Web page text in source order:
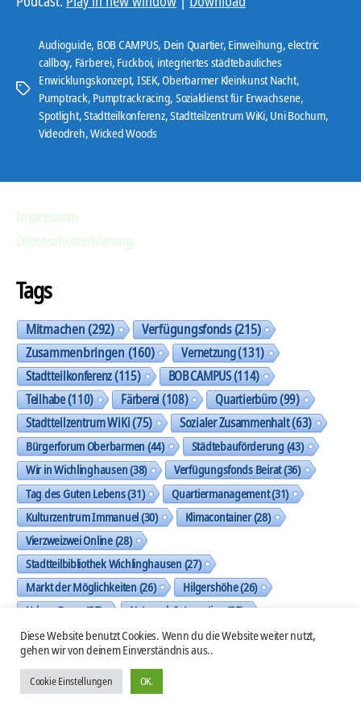
P
Schlagwörter
Audioguide, BOB CAMPUS, Dein Quartier, Einweihung,electric
callboy, Färberei, Fuckboi, integriertes städtebauliches
Enwicklungskonzept, ISEK,Oberbarmer Kleinkunst Nacht,
Pumptrack, Pumptrackracing, Sozialdienst für Erwachsene,
Spotlight,Stadtteilkonferenz,Stadtteilzentrum WiKi, Uni Bochum,
Videodreh,Wicked Woods
Tags
Mitmachen(292) Verfügungsfonds(215)
Zusammenbringen(160) Vernetzung(131)
Stadtteilkonferenz(115) BOB CAMPUS(114)
Teilhabe(110) Färberei(108) Quartierbüro(99)
Stadtteilzentrum WiKi(75) Sozialer Zusammenhalt(63)
Bürgerforum Oberbarmen(44) Städtebauförderung(43)
Wir in Wichlinghausen(38) Verfügungsfonds Beirat(36)
Tag des Guten Lebens(31) Quartiermanagement(31)
Kulturzentrum Immanuel(30) Klimacontainer(28)
Vierzweizwei Online(28)
Stadtteilbibliothek Wichlinghausen(27)
Markt der Möglichkeiten(26) Hilgershöhe(26)
Urban Game(25) Netzwerk Integration(25)
CVJM Oberbarmen(25) Beteiligung(25) Teilnahme(24)
Ehrenamtliches Engagement(24) Garten der Religionen
Einweihung(23) Agora
Diese Website benutzt Cookies. Wenn du die Website weiter nutzt,
gehen wir von deinem Einverständnis aus..
Cookie Einstellungen OK.